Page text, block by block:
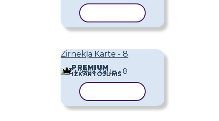
Zirnekļa Karte - 8
PREMIUM
IZKĀRTOJUMS